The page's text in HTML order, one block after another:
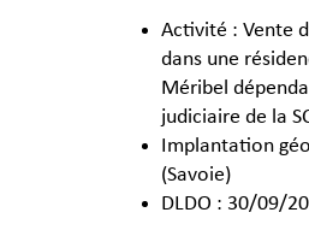
Activité : Vente
dans une
Méribel
judiciaire de la
Implantation
(Savoie)
DLDO : 30/09/